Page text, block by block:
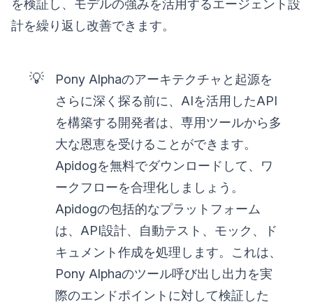
を検証し、モデルの強みを活用するエージェント設
計を繰り返し改善できます。
💡
Pony Alphaのアーキテクチャと起源を
さらに深く探る前に、AIを活用したAPI
を構築する開発者は、専用ツールから多
大な恩恵を受けることができます。
Apidogを無料でダウンロードして、ワ
ークフローを合理化しましょう。
Apidogの包括的なプラットフォーム
は、API設計、自動テスト、モック、ド
キュメント作成を処理します。これは、
Pony Alphaのツール呼び出し出力を実
際のエンドポイントに対して検証した